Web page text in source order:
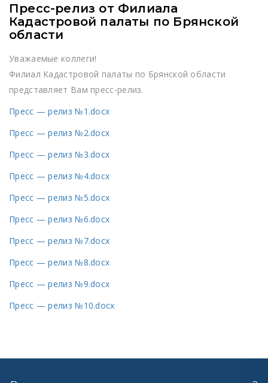
Пресс-релиз от Филиала
Кадастровой палаты по Брянской
области
Уважаемые коллеги!
Филиал Кадастровой палаты по Брянской области
представляет Вам пресс-релиз.
Пресс — релиз №1.docx
Пресс — релиз №2.docx
Пресс — релиз №3.docx
Пресс — релиз №4.docx
Пресс — релиз №5.docx
Пресс — релиз №6.docx
Пресс — релиз №7.docx
Пресс — релиз №8.docx
Пресс — релиз №9.docx
Пресс — релиз №10.docx